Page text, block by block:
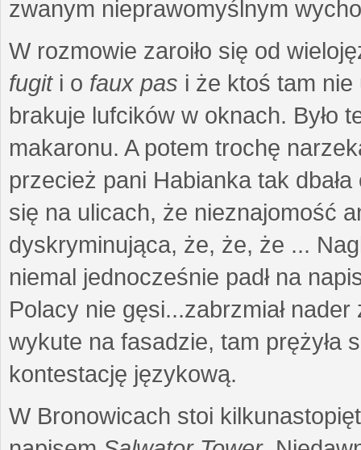
zwanym nieprawomyślnym
W rozmowie zaroiło się od
fugit i o faux pas i że ktoś tam
brakuje lufcików w oknach. Było
makaronu. A potem trochę
przecież pani Habianka tak
się na ulicach, że nieznajomość
dyskryminująca, że, że, że ...
niemal jednocześnie padł na
Polacy nie gęsi...zabrzmiał
wykute na fasadzie, tam prężyła
kontestację językową.
W Bronowicach stoi